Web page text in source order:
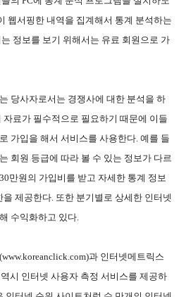
웹서핑한 내역을 집계해서 통계 분석하는
정보를 보기 위해서는 유료 회원으로 가
당사자로서는 경쟁사에 대한 분석을 하
자료가 필수적으로 필요하기 때문에 이들
가입을 해서 서비스를 사용한다. 예를 들
회원 등급에 따라 볼 수 있는 정보가 다르
30만원의 가입비를 받고 자세한 통계 정보
을 제공한다. 또한 분기별로 상세한 인터넷
수익화하고 있다.
(www.koreanclick.com)과 인터넷메트릭스
역시 인터넷 사용자 측정 서비스를 제공하